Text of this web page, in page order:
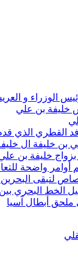
الوزراء و
خليفة بن علي
القطري الذي
بن خليفة ال
بزواج خليفة بن
أوامر واضحة
لتبقى البحرين
الخط البحري بين
ملحق أبطال آسيا